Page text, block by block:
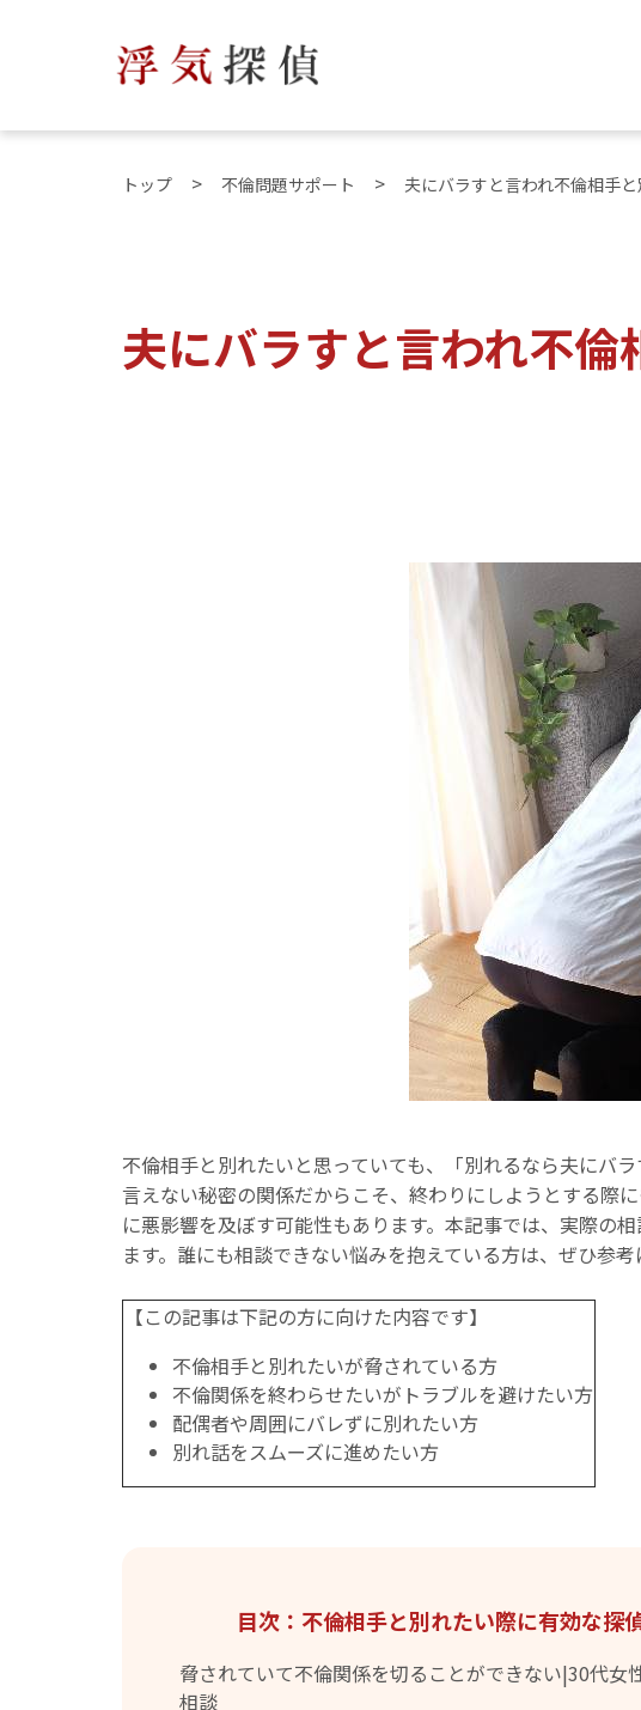
トップ 不倫問題サポート 夫にバラすと言われ不倫相手
夫にバラすと言われ不
不倫相手と別れたいと思っていても、「別れるなら夫にバラ
言えない秘密の関係だからこそ、終わりにしようとする際
に悪影響を及ぼす可能性もあります。本記事では、実際の
ます。誰にも相談できない悩みを抱えている方は、ぜひ参考
【この記事は下記の方に向けた内容です】
不倫相手と別れたいが脅されている方
不倫関係を終わらせたいがトラブルを避けたい方
配偶者や周囲にバレずに別れたい方
別れ話をスムーズに進めたい方
目次：不倫相手と別れたい際に有効な探
脅されていて不倫関係を切ることができない|30代女
相談